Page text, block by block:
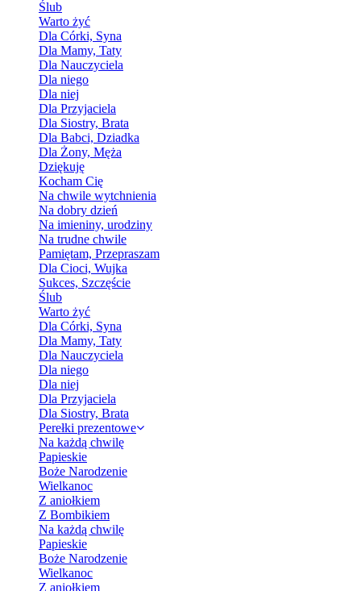
Ślub
Warto żyć
Dla Córki, Syna
Dla Mamy, Taty
Dla Nauczyciela
Dla niego
Dla niej
Dla Przyjaciela
Dla Siostry, Brata
Dla Babci, Dziadka
Dla Żony, Męża
Dziękuję
Kocham Cię
Na chwile wytchnienia
Na dobry dzień
Na imieniny, urodziny
Na trudne chwile
Pamiętam, Przepraszam
Dla Cioci, Wujka
Sukces, Szczęście
Ślub
Warto żyć
Dla Córki, Syna
Dla Mamy, Taty
Dla Nauczyciela
Dla niego
Dla niej
Dla Przyjaciela
Dla Siostry, Brata
Perełki prezentowe
Na każdą chwilę
Papieskie
Boże Narodzenie
Wielkanoc
Z aniołkiem
Z Bombikiem
Na każdą chwilę
Papieskie
Boże Narodzenie
Wielkanoc
Z aniołkiem